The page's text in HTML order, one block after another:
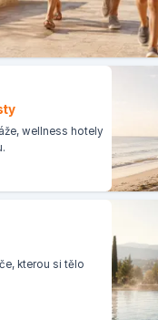
wellness hotely
kterou si tělo